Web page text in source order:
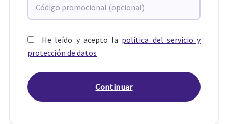
He leído y acepto la política del servicio y
protección de datos